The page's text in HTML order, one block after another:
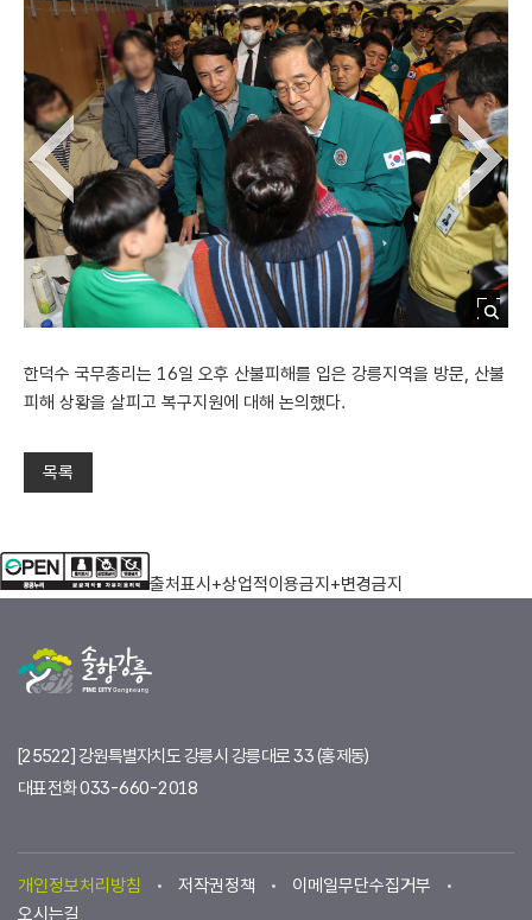
사진
공지사항
일별현황요약
이전 이미지 보기 다음 이미지 보기
한덕수 국무총리는 16일 오후 산불피해를 입은 강릉지역을 방문, 산불
피해 상황을 살피고 복구지원에 대해 논의했다.
목록
출처표시+상업적이용금지+변경금지
개인정보처리방침 저작권정책
이메일무단수집거부
오시는길
[25522] 강원특별자치도 강릉시 강릉대로 33 (홍제동)
대표전화033-660-2018